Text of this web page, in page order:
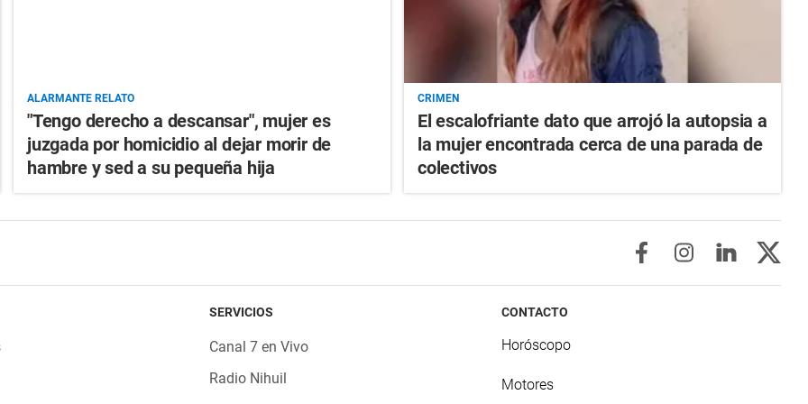
ALARMANTE RELATO
"Tengo derecho a descansar", mujer es
juzgada por homicidio al dejar morir de
hambre y sed a su pequeña hija
CRIMEN
El escalofriante dato que arrojó la autopsia a
la mujer encontrada cerca de una parada de
colectivos
SERVICIOS
Canal 7 en Vivo
Radio Nihuil
CONTACTO
Horóscopo
Motores